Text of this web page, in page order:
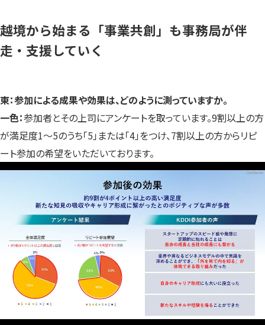
越境から始まる「事業共創」も事務局が伴
走・支援していく
東：参加による成果や効果は、どのように測っていますか。
一色：参加者とその上司にアンケートを取っています。9割以上の方
が満足度1～5のうち「5」または「4」をつけ、7割以上の方からリピ
ート参加の希望をいただいております。